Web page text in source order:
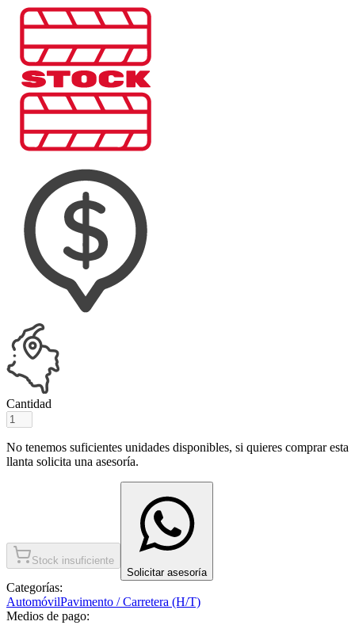
Cantidad
No tenemos suficientes unidades disponibles, si quieres comprar esta
llanta solicita una asesoría.
Stock insuficiente
Solicitar asesoría
Categorías:
AutomóvilPavimento / Carretera (H/T)
Medios de pago: